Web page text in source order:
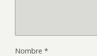
Nombre *